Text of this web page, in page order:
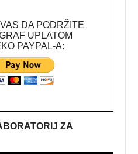
DA PODRŽITE
UPLATOM
PAYPAL-A:
ZA